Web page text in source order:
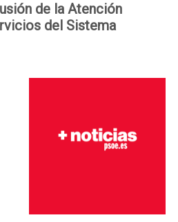
de la Atención
del Sistema